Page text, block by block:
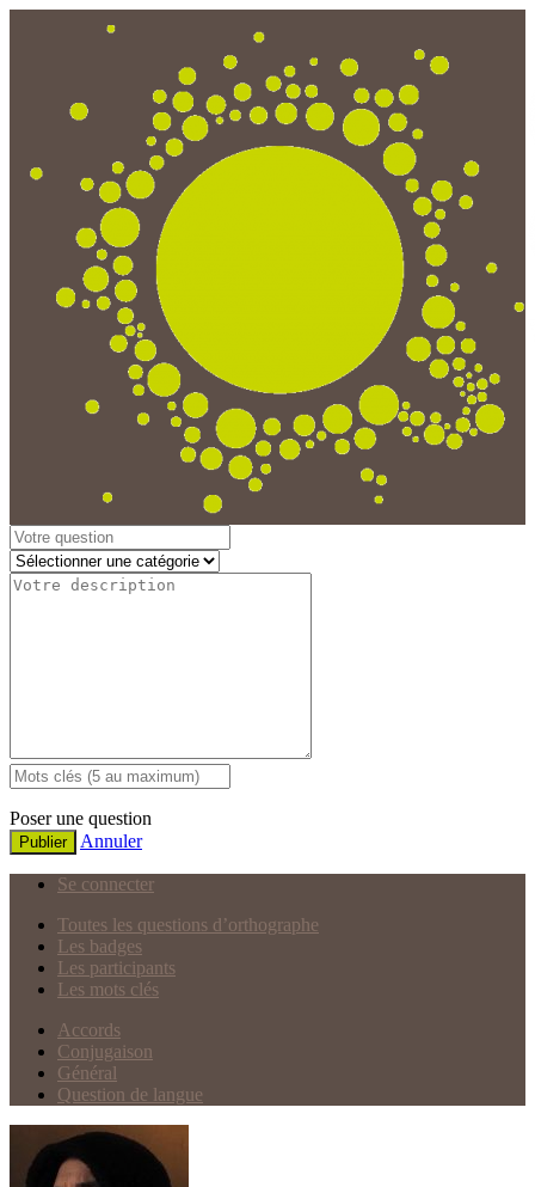
Poser une question
Publier Annuler
Se connecter
Toutes les questions d’orthographe
Les badges
Les participants
Les mots clés
Accords
Conjugaison
Général
Question de langue